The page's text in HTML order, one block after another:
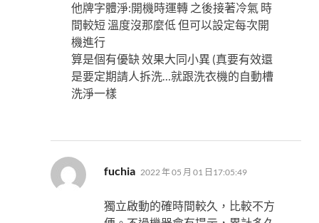
他牌字體淨:開機時運轉 之後接著冷氣 時
間較短 溫度沒那麼低 但可以設定每次開
機進行
算是個有優缺 效果大同小異 (真要有效還
是要定期請人拆洗…就跟洗衣機的自動槽
洗淨一樣
fuchia 表
示:
2022 年 05 月 01 日17:05:49
獨立啟動的確時間較久，比較不方